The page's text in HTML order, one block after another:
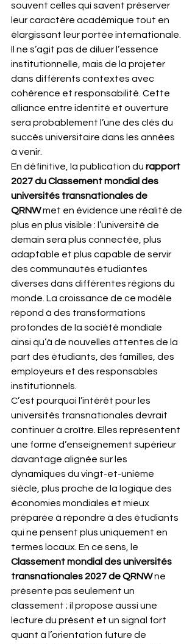
souvent celles qui savent préserver
leur caractère académique tout en
élargissant leur portée internationale.
Il ne s’agit pas de diluer l’essence
institutionnelle, mais de la projeter
dans différents contextes avec
cohérence et responsabilité. Cette
alliance entre identité et ouverture
sera probablement l’une des clés du
succès universitaire dans les années
à venir.
En définitive, la publication du rapport
2027 du Classement mondial des
universités transnationales de
QRNW met en évidence une réalité de
plus en plus visible : l’université de
demain sera plus connectée, plus
adaptable et plus capable de servir
des communautés étudiantes
diverses dans différentes régions du
monde. La croissance de ce modèle
répond à des transformations
profondes de la société mondiale
ainsi qu’à de nouvelles attentes de la
part des étudiants, des familles, des
employeurs et des responsables
institutionnels.
C’est pourquoi l’intérêt pour les
universités transnationales devrait
continuer à croître. Elles représentent
une forme d’enseignement supérieur
davantage alignée sur les
dynamiques du vingt-et-unième
siècle, plus proche de la logique des
économies mondiales et mieux
préparée à répondre à des étudiants
qui ne pensent plus uniquement en
termes locaux. En ce sens, le
Classement mondial des universités
transnationales 2027 de QRNW ne
présente pas seulement un
classement ; il propose aussi une
lecture du présent et un signal fort
quant à l’orientation future de